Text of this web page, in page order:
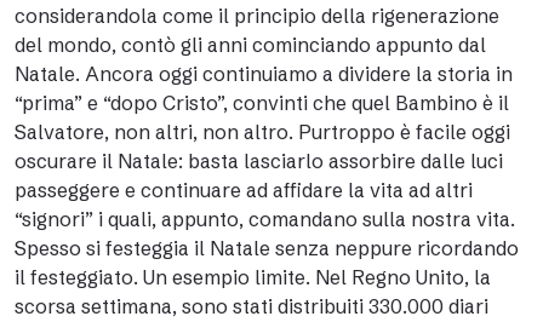
considerandola come il principio della rigenerazione
del mondo, contò gli anni cominciando appunto dal
Natale. Ancora oggi continuiamo a dividere la storia in
“prima” e “dopo Cristo”, convinti che quel Bambino è il
Salvatore, non altri, non altro. Purtroppo è facile oggi
oscurare il Natale: basta lasciarlo assorbire dalle luci
passeggere e continuare ad affidare la vita ad altri
“signori” i quali, appunto, comandano sulla nostra vita.
Spesso si festeggia il Natale senza neppure ricordando
il festeggiato. Un esempio limite. Nel Regno Unito, la
scorsa settimana, sono stati distribuiti 330.000 diari